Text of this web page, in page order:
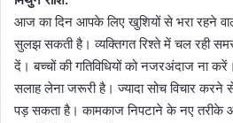
आज का दिन आपके लिए खुशियों से भरा रहने
सुलझ सकती है। व्यक्तिगत रिश्ते में चल रही
दें। बच्चों की गतिविधियों को नजरअंदाज ना
सलाह लेना जरूरी है। ज्यादा सोच विचार करने
पड़ सकता है। कामकाज निपटाने के नए तरीके